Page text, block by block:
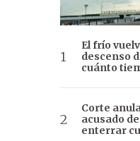
El frío
descenso
cuánto
Corte
acusado
enterrar